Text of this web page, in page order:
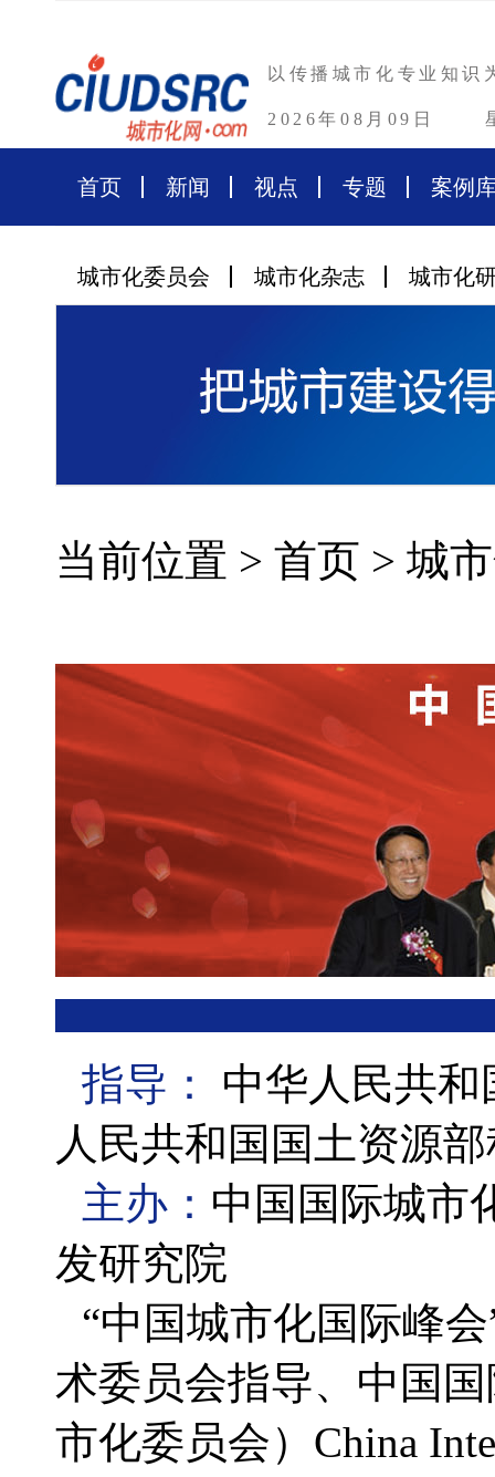
以传播城市化专业知识
2026年08月09日
首页 新闻 视点 专题 案例
城市化委员会 城市化杂志 城市化
当前位置 > 首页 > 城
指导：
中华人民共
人民共和国国土资源
主办： 中国国际城
发研究院
“中国城市化国际峰
术委员会指导、中国
市化委员会）China